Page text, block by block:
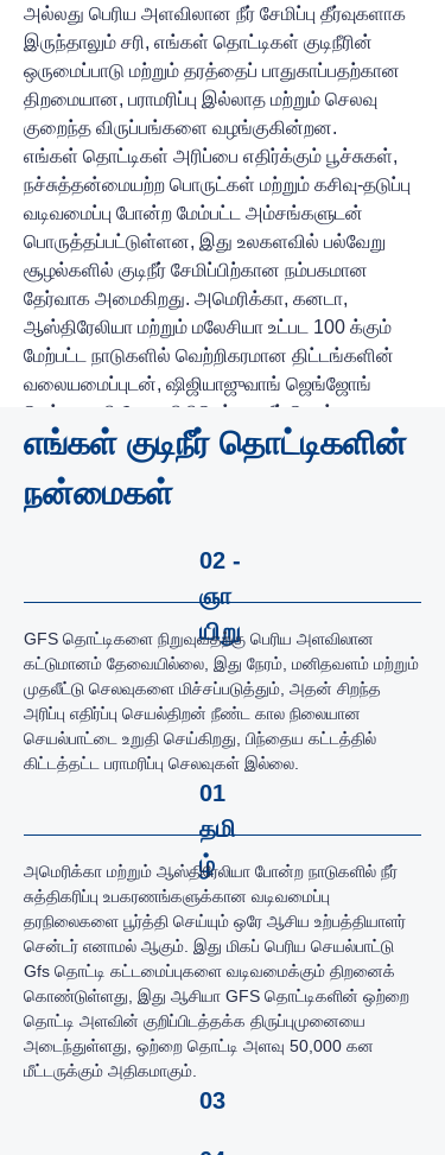
அல்லது பெரிய அளவிலான நீர் சேமிப்பு தீர்வுகளாக
இருந்தாலும் சரி, எங்கள் தொட்டிகள் குடிநீரின்
ஒருமைப்பாடு மற்றும் தரத்தைப் பாதுகாப்பதற்கான
திறமையான, பராமரிப்பு இல்லாத மற்றும் செலவு
குறைந்த விருப்பங்களை வழங்குகின்றன.
எங்கள் தொட்டிகள் அரிப்பை எதிர்க்கும் பூச்சுகள்,
நச்சுத்தன்மையற்ற பொருட்கள் மற்றும் கசிவு-தடுப்பு
வடிவமைப்பு போன்ற மேம்பட்ட அம்சங்களுடன்
பொருத்தப்பட்டுள்ளன, இது உலகளவில் பல்வேறு
சூழல்களில் குடிநீர் சேமிப்பிற்கான நம்பகமான
தேர்வாக அமைகிறது. அமெரிக்கா, கனடா,
ஆஸ்திரேலியா மற்றும் மலேசியா உட்பட 100 க்கும்
மேற்பட்ட நாடுகளில் வெற்றிகரமான திட்டங்களின்
வலையமைப்புடன், ஷிஜியாஜுவாங் ஜெங்ஜோங்
டெக்னாலஜி கோ., லிமிடெட் குடிநீர் தொட்டி
தீர்வுகளில் தரம், நம்பகத்தன்மை மற்றும்
செயல்திறனுக்கான உலகளாவிய அளவுகோலை
தொடர்ந்து அமைத்து வருகிறது.
எங்கள் குடிநீர் தொட்டிகளின்
நன்மைகள்
01
தமி
ழ்
02 -
ஞா
யிறு
GFS தொட்டிகளை நிறுவுவதற்கு பெரிய அளவிலான
கட்டுமானம் தேவையில்லை, இது நேரம், மனிதவளம் மற்றும்
முதலீட்டு செலவுகளை மிச்சப்படுத்தும், அதன் சிறந்த
அரிப்பு எதிர்ப்பு செயல்திறன் நீண்ட கால நிலையான
செயல்பாட்டை உறுதி செய்கிறது, பிந்தைய கட்டத்தில்
கிட்டத்தட்ட பராமரிப்பு செலவுகள் இல்லை.
03
அமெரிக்கா மற்றும் ஆஸ்திரேலியா போன்ற நாடுகளில் நீர்
சுத்திகரிப்பு உபகரணங்களுக்கான வடிவமைப்பு
தரநிலைகளை பூர்த்தி செய்யும் ஒரே ஆசிய உற்பத்தியாளர்
சென்டர் எனாமல் ஆகும். இது மிகப் பெரிய செயல்பாட்டு
Gfs தொட்டி கட்டமைப்புகளை வடிவமைக்கும் திறனைக்
கொண்டுள்ளது, இது ஆசியா GFS தொட்டிகளின் ஒற்றை
தொட்டி அளவின் குறிப்பிடத்தக்க திருப்புமுனையை
அடைந்துள்ளது, ஒற்றை தொட்டி அளவு 50,000 கன
மீட்டருக்கும் அதிகமாகும்.